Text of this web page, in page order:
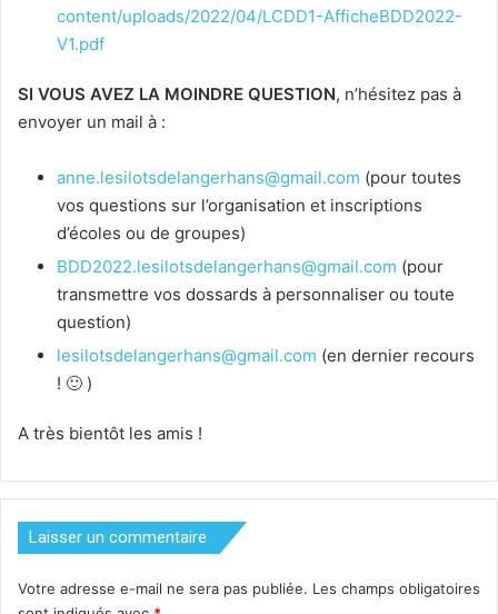
content/uploads/2022/04/LCDD1-AfficheBDD2022-
V1.pdf
SI VOUS AVEZ LA MOINDRE QUESTION, n’hésitez pas à
envoyer un mail à :
anne.lesilotsdelangerhans@gmail.com (pour toutes
vos questions sur l’organisation et inscriptions
d’écoles ou de groupes)
BDD2022.lesilotsdelangerhans@gmail.com (pour
transmettre vos dossards à personnaliser ou toute
question)
lesilotsdelangerhans@gmail.com (en dernier recours
! 🙂 )
A très bientôt les amis !
Laisser un commentaire
Votre adresse e-mail ne sera pas publiée. Les champs obligatoires